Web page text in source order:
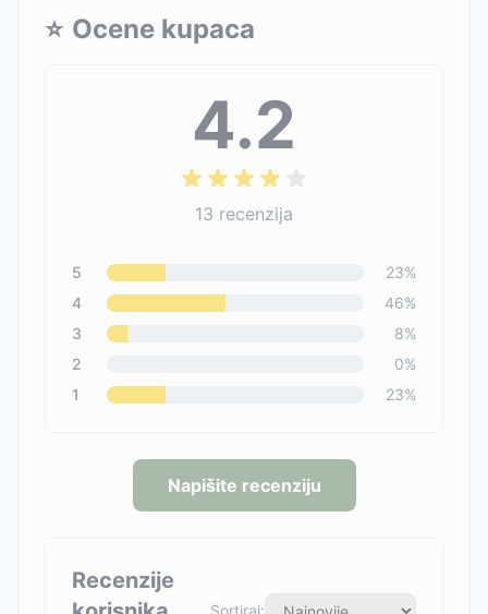
⭐ Ocene kupaca
4.2
13 recenzija
5 23%
4
46%
3
8%
2
0%
1
23%
Napišite recenziju
Recenzije
Sortiraj: